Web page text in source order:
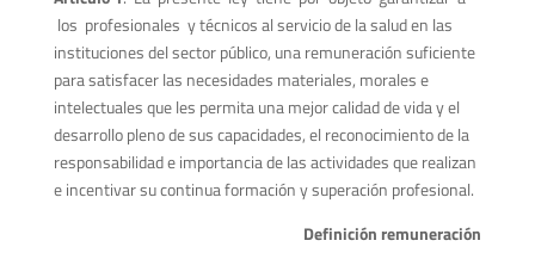
los profesionales y técnicos al servicio de la salud en las
instituciones del sector público, una remuneración suficiente
para satisfacer las necesidades materiales, morales e
intelectuales que les permita una mejor calidad de vida y el
desarrollo pleno de sus capacidades, el reconocimiento de la
responsabilidad e importancia de las actividades que realizan
e incentivar su continua formación y superación profesional.
Definición remuneración